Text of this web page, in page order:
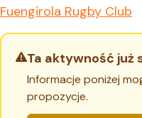
Fuengirola Rugby Club
Ta aktywność już
Informacje poniżej
propozycje.